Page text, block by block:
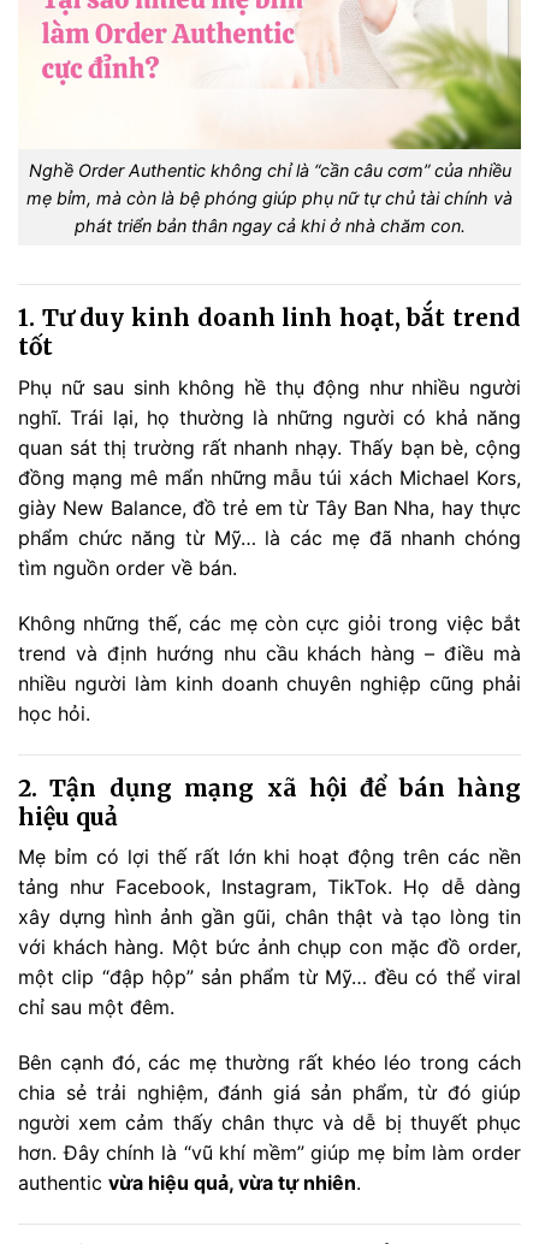
Nghề Order Authentic không chỉ là “cần câu cơm” của nhiều
mẹ bỉm, mà còn là bệ phóng giúp phụ nữ tự chủ tài chính và
phát triển bản thân ngay cả khi ở nhà chăm con.
1. Tư duy kinh doanh linh hoạt, bắt trend
tốt
Phụ nữ sau sinh không hề thụ động như nhiều người
nghĩ. Trái lại, họ thường là những người có khả năng
quan sát thị trường rất nhanh nhạy. Thấy bạn bè, cộng
đồng mạng mê mẩn những mẫu túi xách Michael Kors,
giày New Balance, đồ trẻ em từ Tây Ban Nha, hay thực
phẩm chức năng từ Mỹ… là các mẹ đã nhanh chóng
tìm nguồn order về bán.
Không những thế, các mẹ còn cực giỏi trong việc bắt
trend và định hướng nhu cầu khách hàng – điều mà
nhiều người làm kinh doanh chuyên nghiệp cũng phải
học hỏi.
2. Tận dụng mạng xã hội để bán hàng
hiệu quả
Mẹ bỉm có lợi thế rất lớn khi hoạt động trên các nền
tảng như Facebook, Instagram, TikTok. Họ dễ dàng
xây dựng hình ảnh gần gũi, chân thật và tạo lòng tin
với khách hàng. Một bức ảnh chụp con mặc đồ order,
một clip “đập hộp” sản phẩm từ Mỹ… đều có thể viral
chỉ sau một đêm.
Bên cạnh đó, các mẹ thường rất khéo léo trong cách
chia sẻ trải nghiệm, đánh giá sản phẩm, từ đó giúp
người xem cảm thấy chân thực và dễ bị thuyết phục
hơn. Đây chính là “vũ khí mềm” giúp mẹ bỉm làm order
authentic vừa hiệu quả, vừa tự nhiên.